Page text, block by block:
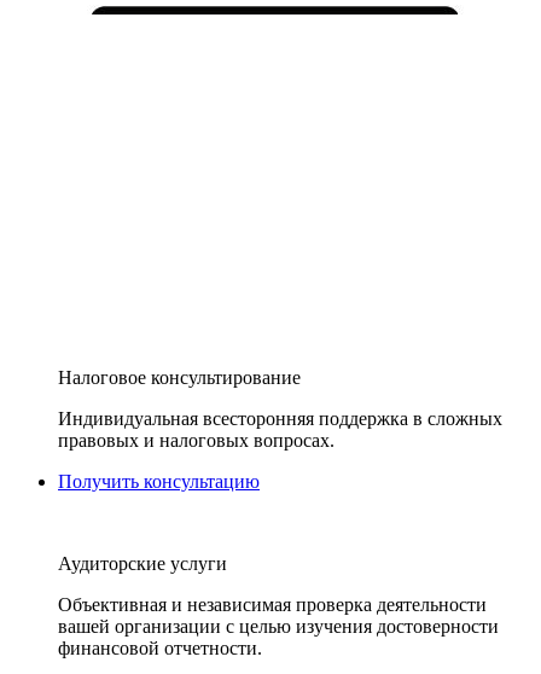
Налоговое консультирование
Индивидуальная всесторонняя поддержка в сложных
правовых и налоговых вопросах.
Получить консультацию
Аудиторские услуги
Объективная и независимая проверка деятельности
вашей организации с целью изучения достоверности
финансовой отчетности.